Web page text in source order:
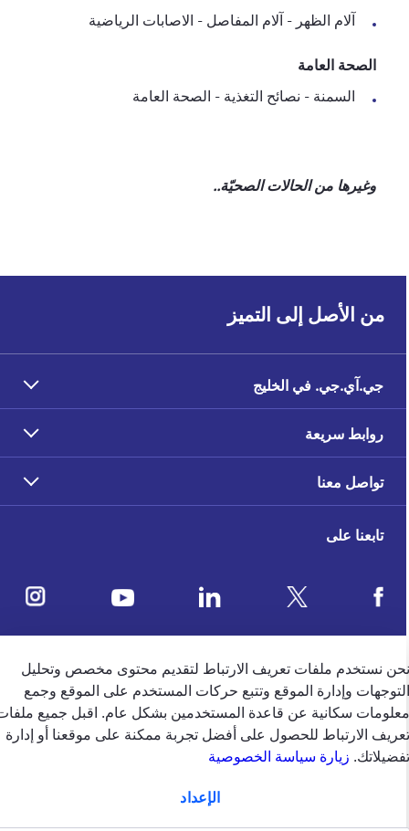
آلام الظهر - آلام المفاصل - الاصابات الرياضية
الصحة العامة
السمنة - نصائح التغذية - الصحة العامة
وغيرها من الحالات الصحيّة..
تابعنا على
4.5/5
وفقًا لتقييم 39650 وفقًا
من الأصل إلى التميز
جي.آي.جي. في الخليج
روابط سريعة
تواصل معنا
نستخدم ملفات تعريف الارتباط لتقديم محتوى مخصص وتحليل
وإدارة الموقع وتتبع حركات المستخدم على الموقع وجمع
سكانية عن قاعدة المستخدمين بشكل عام. اقبل جميع
الارتباط للحصول على أفضل تجربة ممكنة على موقعنا أو إدارة
زيارة سياسة الخصوصية
الإعداد